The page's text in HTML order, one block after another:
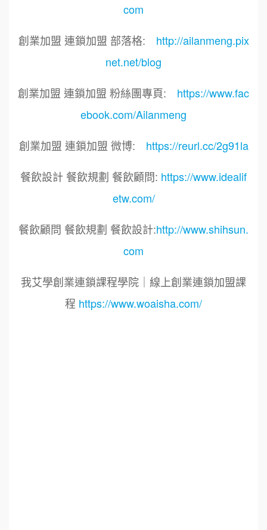
com
創業加盟 連鎖加盟 部落格: http://ailanmeng.pix
net.net/blog
創業加盟 連鎖加盟 粉絲團專頁: https://www.fac
ebook.com/Ailanmeng
創業加盟 連鎖加盟 微博: https://reurl.cc/2g91la
餐飲設計 餐飲規劃 餐飲顧問: https://www.idealif
etw.com/
餐飲顧問 餐飲規劃 餐飲設計:http://www.shihsun.
com
我艾學創業連鎖課程學院｜線上創業連鎖加盟課
程 https://www.woaisha.com/